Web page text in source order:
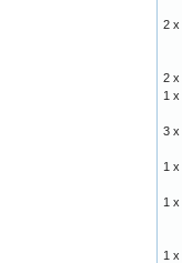
2 x
2 x
1 x
3 x
1 x
1 x
1 x